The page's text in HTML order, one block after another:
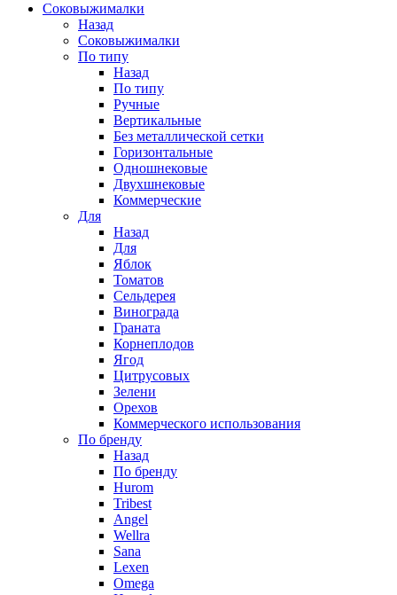
Соковыжималки
Назад
Соковыжималки
По типу
Назад
По типу
Ручные
Вертикальные
Без металлической сетки
Горизонтальные
Одношнековые
Двухшнековые
Коммерческие
Для
Назад
Для
Яблок
Томатов
Cельдерея
Винограда
Граната
Корнеплодов
Ягод
Цитрусовых
Зелени
Орехов
Коммерческого использования
По бренду
Назад
По бренду
Hurom
Tribest
Angel
Wellra
Sana
Lexen
Omega